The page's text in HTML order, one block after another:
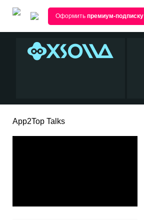
Оформить премиум-подписку
App2Top Talks